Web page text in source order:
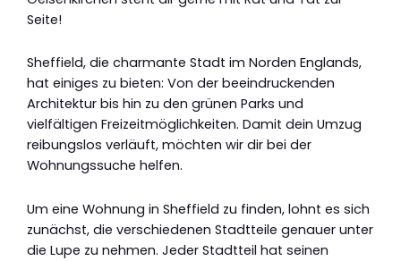
Seite!
Sheffield, die charmante Stadt im Norden Englands,
hat einiges zu bieten: Von der beeindruckenden
Architektur bis hin zu den grünen Parks und
vielfältigen Freizeitmöglichkeiten. Damit dein Umzug
reibungslos verläuft, möchten wir dir bei der
Wohnungssuche helfen.
Um eine Wohnung in Sheffield zu finden, lohnt es sich
zunächst, die verschiedenen Stadtteile genauer unter
die Lupe zu nehmen. Jeder Stadtteil hat seinen